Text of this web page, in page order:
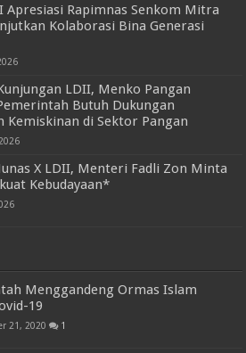
Apresiasi Rapimnas Senkom Mitra
Kolaborasi Bina Generasi
LDII, Menko Pangan
Butuh Dukungan
Kemiskinan di Sektor Pangan
X LDII, Menteri Fadli Zon Minta
Kebudayaan*
Menggandeng Ormas Islam
19
21, 2020 1